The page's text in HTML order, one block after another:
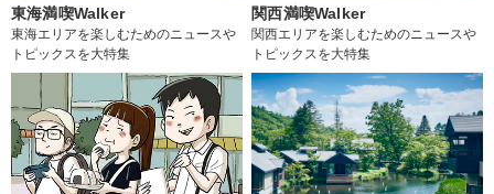
東海満喫Walker
東海エリアを楽しむためのニュースや
トピックスを大特集
関西満喫Walker
関西エリアを楽しむためのニュースや
トピックスを大特集